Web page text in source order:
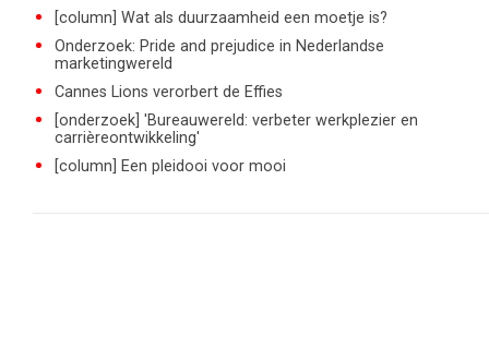
[column] Wat als duurzaamheid een moetje is?
Onderzoek: Pride and prejudice in Nederlandse
marketingwereld
Cannes Lions verorbert de Effies
[onderzoek] 'Bureauwereld: verbeter werkplezier en
carrièreontwikkeling'
[column] Een pleidooi voor mooi